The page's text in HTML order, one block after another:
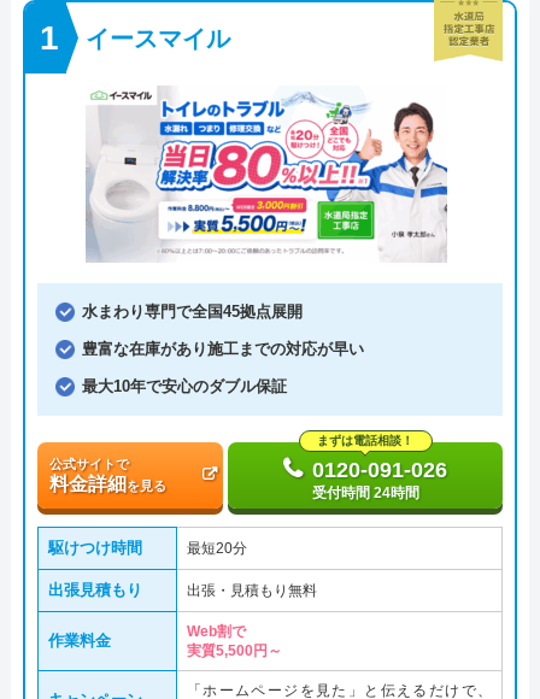
イースマイル
水まわり専門で全国45拠点展開
豊富な在庫があり施工までの対応が早い
最大10年で安心のダブル保証
公式サイトで
料金詳細を見る
まずは電話相談！
0120-091-026
受付時間 24時間
駆けつけ時間 最短20分
出張見積もり 出張・見積もり無料
作業料金
Web割で
実質5,500円～
「ホームページを見た」と伝えるだけで、